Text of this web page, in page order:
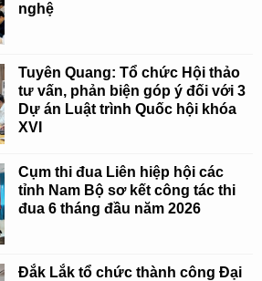
nghệ
Tuyên Quang: Tổ chức Hội thảo
tư vấn, phản biện góp ý đối với 3
Dự án Luật trình Quốc hội khóa
XVI
Cụm thi đua Liên hiệp hội các
tỉnh Nam Bộ sơ kết công tác thi
đua 6 tháng đầu năm 2026
Đắk Lắk tổ chức thành công Đại